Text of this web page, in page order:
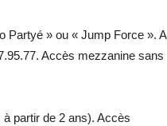
Partyé » ou « Jump Force ». A
Accès mezzanine sans
partir de 2 ans). Accès